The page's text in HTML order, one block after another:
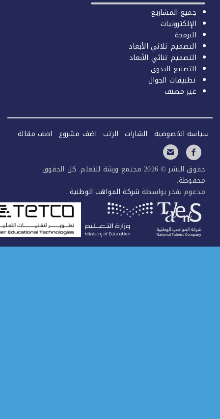
جميع المشاريع
الإلكترونيات
البرمجة
التصميم ثلاثي الأبعاد
التصميم ثنائي الأبعاد
التصنيع اليدوي
تطبيقات الجوال
غير مصنف
الخصوصية الشارات الرتب اضف مشروع اضف مقالة
حقوق النشر © 2026 مجتمع ورشة للتعلم. كل الحقوق
بفخر بواسطةشركة المواهب الوطنية.